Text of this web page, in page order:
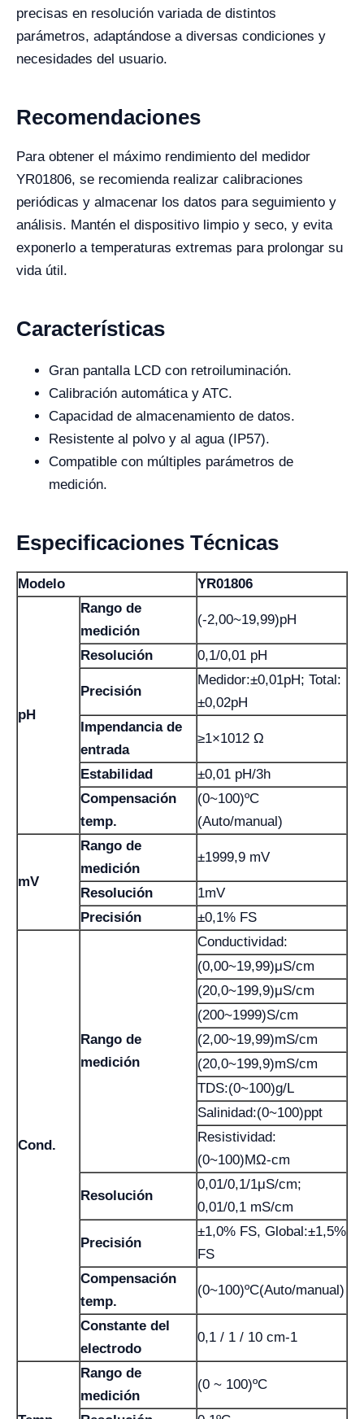
precisas en resolución variada de distintos
parámetros, adaptándose a diversas condiciones y
necesidades del usuario.
Recomendaciones
Para obtener el máximo rendimiento del medidor
YR01806, se recomienda realizar calibraciones
periódicas y almacenar los datos para seguimiento y
análisis. Mantén el dispositivo limpio y seco, y evita
exponerlo a temperaturas extremas para prolongar su
vida útil.
Características
Gran pantalla LCD con retroiluminación.
Calibración automática y ATC.
Capacidad de almacenamiento de datos.
Resistente al polvo y al agua (IP57).
Compatible con múltiples parámetros de
medición.
Especificaciones Técnicas
Modelo YR01806
pH
Rango de
medición
(-2,00~19,99)pH
Resolución 0,1/0,01 pH
Precisión
Medidor:±0,01pH; Total:
±0,02pH
Impendancia de
entrada
≥1×1012 Ω
Estabilidad
±0,01 pH/3h
Compensación
temp.
(0~100)ºC
(Auto/manual)
mV
Rango de
medición
±1999,9 mV
Resolución
1mV
Precisión
±0,1% FS
Cond.
Rango de
medición
Conductividad:
(0,00~19,99)μS/cm
(20,0~199,9)μS/cm
(200~1999)S/cm
(2,00~19,99)mS/cm
(20,0~199,9)mS/cm
TDS:(0~100)g/L
Salinidad:(0~100)ppt
Resistividad:
(0~100)MΩ-cm
Resolución
0,01/0,1/1μS/cm;
0,01/0,1 mS/cm
Precisión
±1,0% FS, Global:±1,5%
FS
Compensación
temp.
(0~100)ºC(Auto/manual)
Constante del
electrodo
0,1 / 1 / 10 cm-1
Rango de
medición
(0 ~ 100)ºC